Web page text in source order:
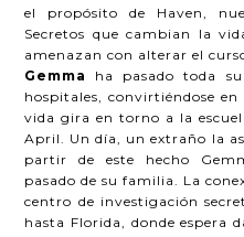
el propósito de Haven,
Secretos que cambian la
amenazan con alterar el
Gemma ha pasado toda
hospitales, convirtiéndose
vida gira en torno a la
April. Un día, un extraño la
partir de este hecho
pasado de su familia. La
centro de investigación
hasta Florida, donde espera